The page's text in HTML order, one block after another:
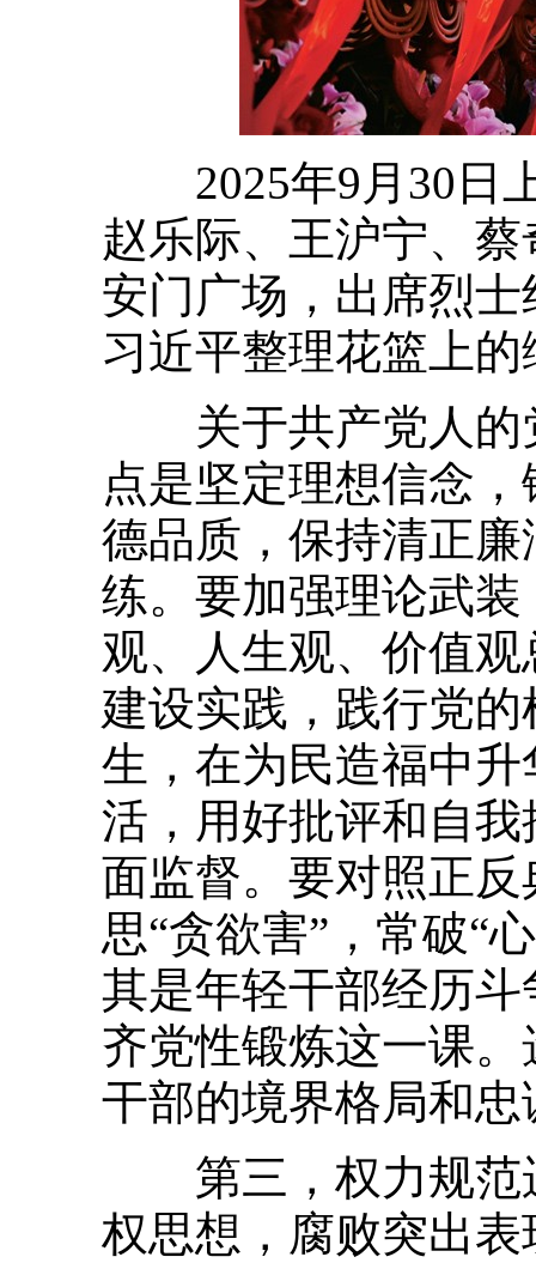
2025年9月30日
赵乐际、王沪宁、
安门广场，出席烈
习近平整理花篮上
关于共产党人的
点是坚定理想信念
德品质，保持清正
练。要加强理论武
观、人生观、价值
建设实践，践行党
生，在为民造福中
活，用好批评和自
面监督。要对照正
思“贪欲害”，常破“
其是年轻干部经历
齐党性锻炼这一课
干部的境界格局和
第三，权力规范
权思想，腐败突出